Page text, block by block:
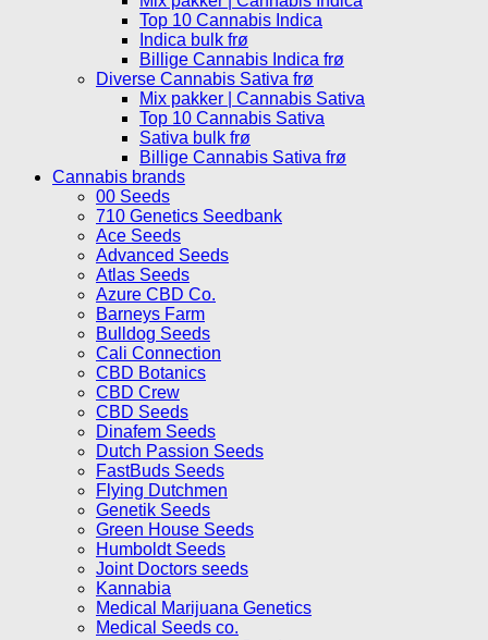
Top 10 Cannabis Indica
Indica bulk frø
Billige Cannabis Indica frø
Diverse Cannabis Sativa frø
Mix pakker | Cannabis Sativa
Top 10 Cannabis Sativa
Sativa bulk frø
Billige Cannabis Sativa frø
Cannabis brands
00 Seeds
710 Genetics Seedbank
Ace Seeds
Advanced Seeds
Atlas Seeds
Azure CBD Co.
Barneys Farm
Bulldog Seeds
Cali Connection
CBD Botanics
CBD Crew
CBD Seeds
Dinafem Seeds
Dutch Passion Seeds
FastBuds Seeds
Flying Dutchmen
Genetik Seeds
Green House Seeds
Humboldt Seeds
Joint Doctors seeds
Kannabia
Medical Marijuana Genetics
Medical Seeds co.